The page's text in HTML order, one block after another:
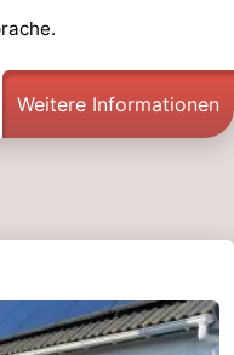
Weitere Informationen